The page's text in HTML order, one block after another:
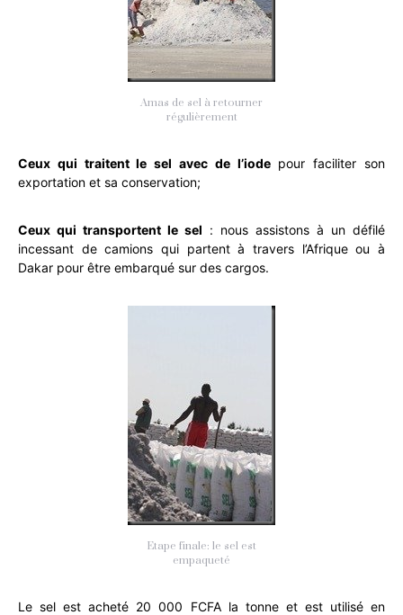
Amas de sel à retourner
régulièrement
Ceux qui traitent le sel avec de l’iodepour faciliter son
exportation et sa conservation;
Ceux qui transportent le sel : nous assistons à un défilé
incessant de camions qui partent à travers l’Afrique ou à
Dakar pour être embarqué sur des cargos.
Etape finale: le sel est
empaqueté
Le sel est acheté 20 000 FCFA la tonne et est utilisé en